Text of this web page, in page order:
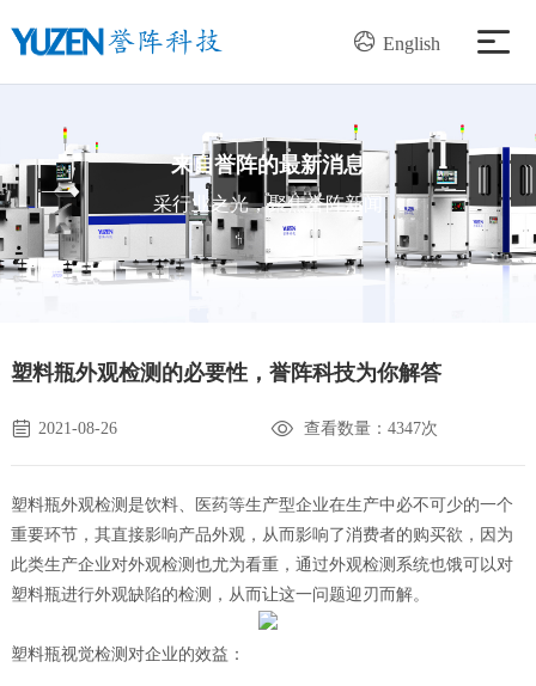
English
产品中心
解决方案
服务支持
关于我们
联系&服务
来自誉阵的最新消息
采行业之光，聚焦誉阵新闻
塑料瓶外观检测的必要性，誉阵科技为你解答
2021-08-26 查看数量：4347次
塑料瓶外观检测是饮料、医药等生产型企业在生产中必不可少的一个
重要环节，其直接影响产品外观，从而影响了消费者的购买欲，因为
此类生产企业对外观检测也尤为看重，通过外观检测系统也饿可以对
塑料瓶进行外观缺陷的检测，从而让这一问题迎刃而解。
塑料瓶视觉检测对企业的效益：